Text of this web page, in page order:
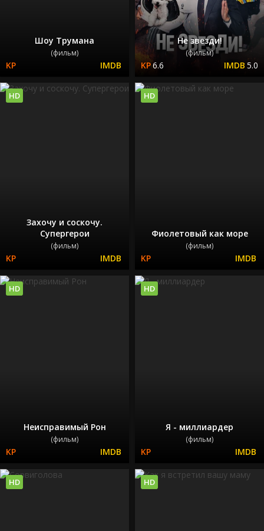
Шоу Трумана
(фильм)
Не звезди!
(фильм)
6.6 5.0
Захочу и соскочу.
Супергерои
(фильм)
HD
Фиолетовый как море
(фильм)
HD
Неисправимый Рон
(фильм)
HD
Я - миллиардер
(фильм)
HD
HD HD